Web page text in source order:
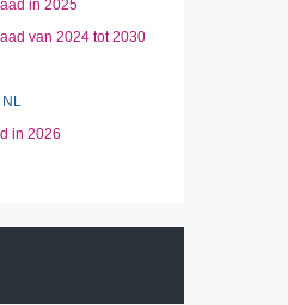
in 2025
van 2024 tot 2030
NL
in 2026